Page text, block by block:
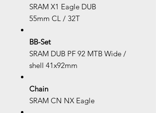
SRAM X1 Eagle DUB
55mm CL / 32T
BB-Set
SRAM DUB PF 92 MTB Wide /
shell 41x92mm
Chain
SRAM CN NX Eagle